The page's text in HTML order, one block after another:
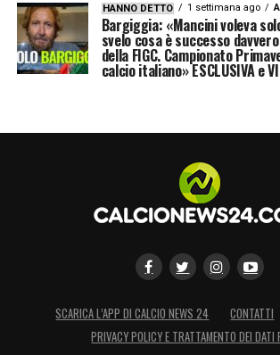
HANNO DETTO 1 settimana ago
Bargiggia: «Mancini voleva
svelo cosa è successo
della FIGC. Campionato
calcio italiano» ESCLUSIVA e
SCARICA L’APP DI CALCIO NEWS 24 CONTATTI
PRIVACY POLICY E TRATTAMENTO DEI DATI